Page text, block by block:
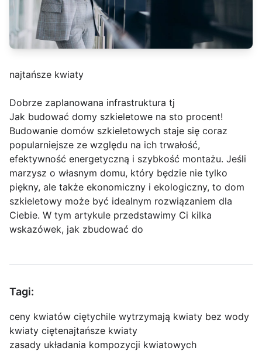
najtańsze kwiaty
Dobrze zaplanowana infrastruktura tj
Jak budować domy szkieletowe na sto procent!
Budowanie domów szkieletowych staje się coraz
popularniejsze ze względu na ich trwałość,
efektywność energetyczną i szybkość montażu. Jeśli
marzysz o własnym domu, który będzie nie tylko
piękny, ale także ekonomiczny i ekologiczny, to dom
szkieletowy może być idealnym rozwiązaniem dla
Ciebie. W tym artykule przedstawimy Ci kilka
wskazówek, jak zbudować do
Tagi:
ceny kwiatów ciętychile wytrzymają kwiaty bez wody
kwiaty ciętenajtańsze kwiaty
zasady układania kompozycji kwiatowych